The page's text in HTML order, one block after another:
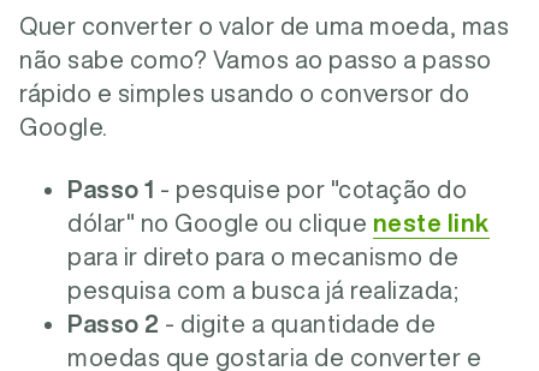
Quer converter o valor de uma moeda, mas
não sabe como? Vamos ao passo a passo
rápido e simples usando o conversor do
Google.
Passo 1 - pesquise por "cotação do
dólar" no Google ou clique neste link
para ir direto para o mecanismo de
pesquisa com a busca já realizada;
Passo 2 - digite a quantidade de
moedas que gostaria de converter e